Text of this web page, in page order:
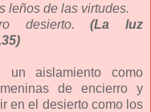
leños de las virtudes.
desierto.(La luz
un aislamiento como
de encierro y
en el desierto como los